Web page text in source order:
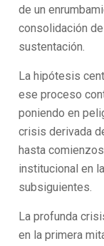
de un
consolidación
sustentación.
La hipótesis
ese proceso
poniendo en
crisis derivada
hasta
institucional en
subsiguientes.
La profunda
en la primera